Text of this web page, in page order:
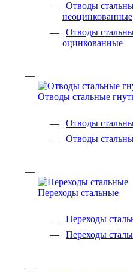
Отводы
неоцинкованные
Отводы
оцинкованные
Отводы стальные
Отводы
Отводы
Переходы стальные
Переходы
Переходы